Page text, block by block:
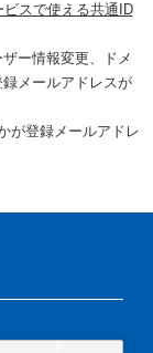
スで使える共通ID
ー情報変更、ドメ
メールアドレスが
が登録メールアドレ